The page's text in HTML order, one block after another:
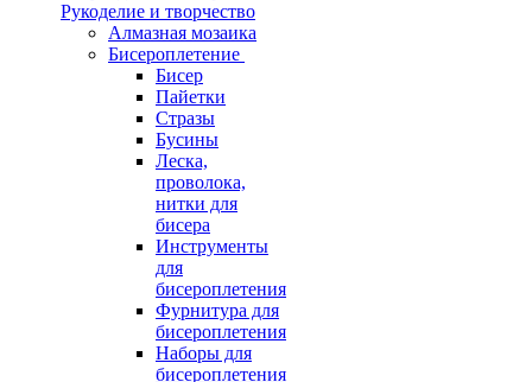
Рукоделие и творчество
Алмазная мозаика
Бисероплетение
Бисер
Пайетки
Стразы
Бусины
Леска,
проволока,
нитки для
бисера
Инструменты
для
бисероплетения
Фурнитура для
бисероплетения
Наборы для
бисероплетения